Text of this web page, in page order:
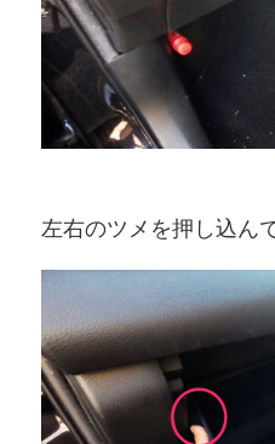
左右のツメを押し込ん